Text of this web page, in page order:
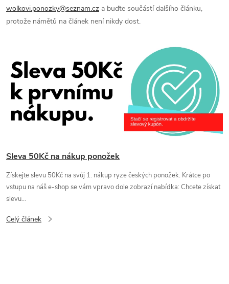
wolkovi.ponozky@seznam.cz a buďte součástí dalšího článku,
protože námětů na článek není nikdy dost.
ý
p
s
č
l
á
Sleva 50Kč na nákup ponožek
Získejte slevu 50Kč na svůj 1. nákup ryze českých ponožek. Krátce po
vstupu na náš e-shop se vám vpravo dole zobrazí nabídka: Chcete získat
slevu...
Celý článek